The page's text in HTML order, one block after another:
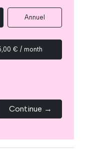
Annuel
€ / month
Continue →